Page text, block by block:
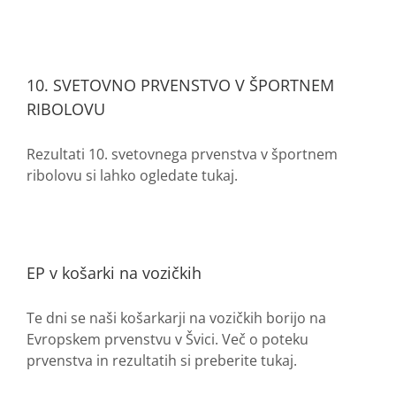
10. SVETOVNO PRVENSTVO V ŠPORTNEM
RIBOLOVU
Rezultati 10. svetovnega prvenstva v športnem
ribolovu si lahko ogledate tukaj.
EP v košarki na vozičkih
Te dni se naši košarkarji na vozičkih borijo na
Evropskem prvenstvu v Švici. Več o poteku
prvenstva in rezultatih si preberite tukaj.